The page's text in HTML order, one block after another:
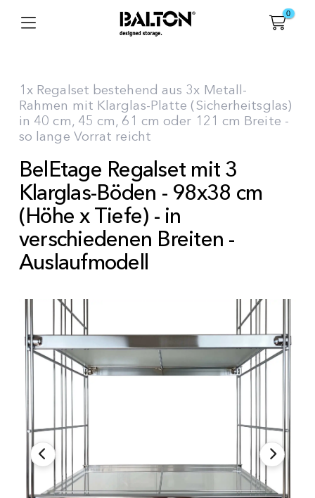
0
1x Regalset bestehend aus 3x Metall-
Rahmen mit Klarglas-Platte (Sicherheitsglas)
in 40 cm, 45 cm, 61 cm oder 121 cm Breite -
so lange Vorrat reicht
BelEtage Regalset mit 3
Klarglas-Böden - 98x38 cm
(Höhe x Tiefe) - in
verschiedenen Breiten -
Auslaufmodell